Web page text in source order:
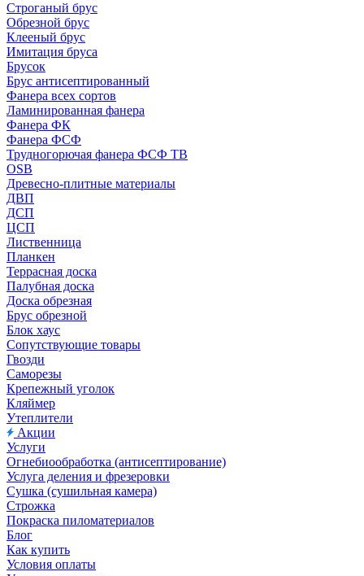
Строганый брус
Обрезной брус
Клееный брус
Имитация бруса
Брусок
Брус антисептированный
Фанера всех сортов
Ламинированная фанера
Фанера ФК
Фанера ФСФ
Трудногорючая фанера ФСФ ТВ
OSB
Древесно-плитные материалы
ДВП
ДСП
ЦСП
Лиственница
Планкен
Террасная доска
Палубная доска
Доска обрезная
Брус обрезной
Блок хаус
Сопутствующие товары
Гвозди
Саморезы
Крепежный уголок
Кляймер
Утеплители
Акции
Услуги
Огнебиообработка (антисептирование)
Услуга деления и фрезеровки
Сушка (сушильная камера)
Строжка
Покраска пиломатериалов
Блог
Как купить
Условия оплаты